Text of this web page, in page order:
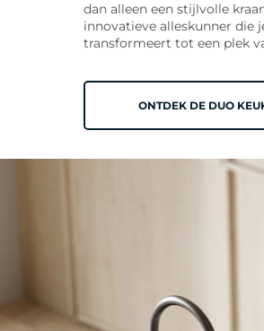
dan alleen een stijlvolle
innovatieve alleskunner die
transformeert tot een plek
ONTDEK DE DUO